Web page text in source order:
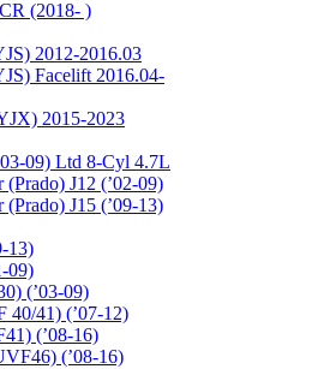
(2018- )
2012-2016.03
Facelift 2016.04-
2015-2023
09) Ltd 8-Cyl 4.7L
(Prado) J12 (’02-09)
(Prado) J15 (’09-13)
13)
09)
(’03-09)
40/41) (’07-12)
(’08-16)
(’08-16)